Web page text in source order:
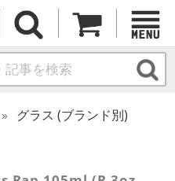
グラス (ブランド別)
)